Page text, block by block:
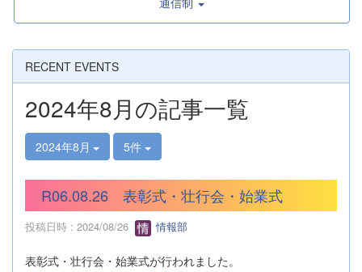
RECENT EVENTS
2024年8月の記事一覧
2024年8月 5件
R06.08.26 表彰式・壮行会・始業式
投稿日時 : 2024/08/26 情報部
表彰式・壮行会・始業式が行われました。